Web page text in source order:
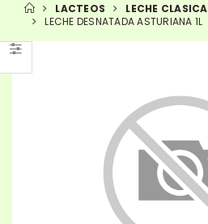
LACTEOS LECHE CLASICA
LECHE DESNATADA ASTURIANA 1L